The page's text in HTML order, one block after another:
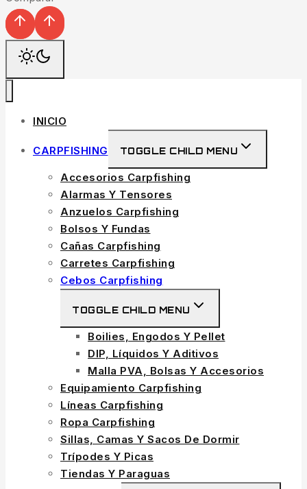
INICIO
CARPFISHING TOGGLE CHILD MENU
Accesorios Carpfishing
Alarmas Y Tensores
Anzuelos Carpfishing
Bolsos Y Fundas
Cañas Carpfishing
Carretes Carpfishing
Cebos Carpfishing
TOGGLE CHILD MENU
Boilies, Engodos Y Pellet
DIP, Líquidos Y Aditivos
Malla PVA, Bolsas Y Accesorios
Equipamiento Carpfishing
Líneas Carpfishing
Ropa Carpfishing
Sillas, Camas Y Sacos De Dormir
Trípodes Y Picas
Tiendas Y Paraguas